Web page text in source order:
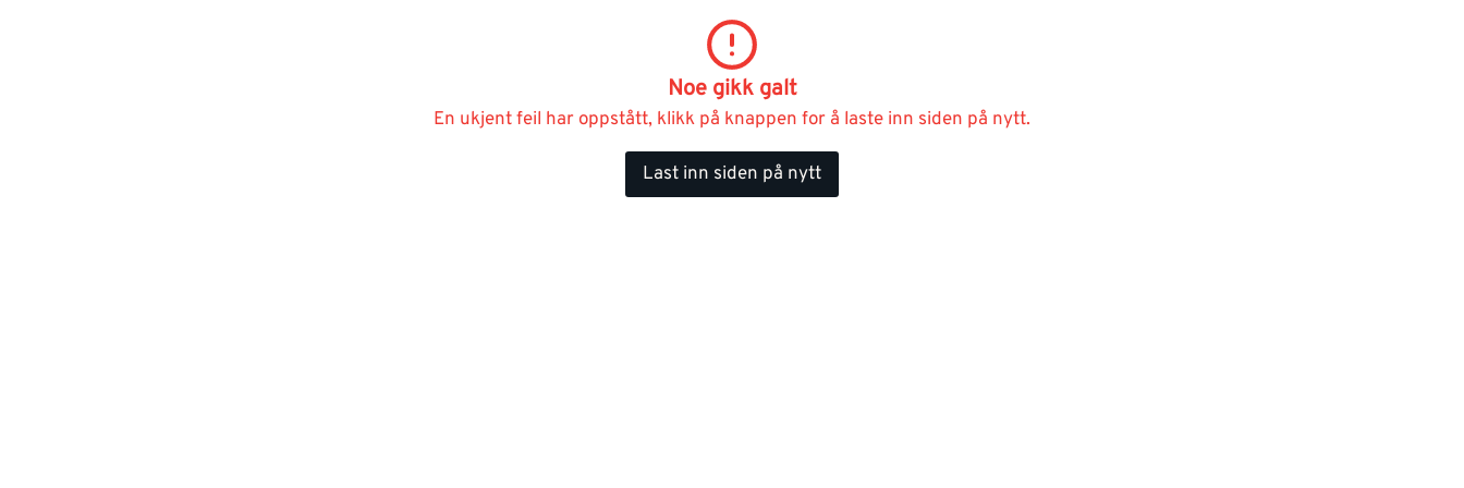
Noe gikk galt
En ukjent feil har oppstått, klikk på knappen for å laste inn siden på nytt.
Last inn siden på nytt